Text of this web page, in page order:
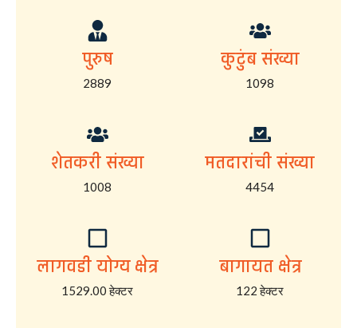
पुरुष
2889
कुटुंब संख्या
1098
शेतकरी संख्या
1008
मतदारांची संख्या
4454
लागवडी योग्य क्षेत्र
1529.00 हेक्टर
बागायत क्षेत्र
122 हेक्टर